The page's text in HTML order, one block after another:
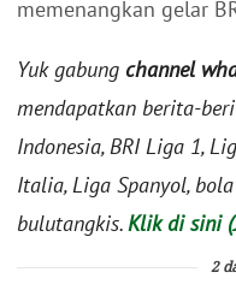
memenangkan gelar
Yuk gabung channel
mendapatkan berita-
Indonesia, BRI Liga 1,
Italia, Liga Spanyol,
bulutangkis.Klik di sini
2